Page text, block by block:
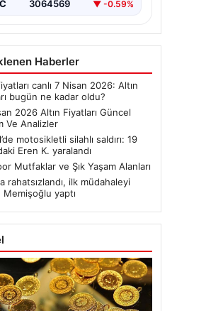
3064569 ▼ -0.59%
Haberler
canlı 7 Nisan 2026: Altın
bugün ne kadar oldu?
2026 Altın Fiyatları Güncel
Ve Analizler
motosikletli silahlı saldırı: 19
Eren K. yaralandı
Mutfaklar ve Şık Yaşam Alanları
rahatsızlandı, ilk müdahaleyi
Memişoğlu yaptı